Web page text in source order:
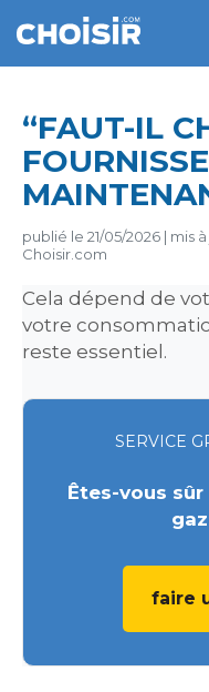
“FAUT-IL
publié le 21/05/2026 | mis
Choisir.com
Cela dépend de
votre
reste essentiel.
SERVICE
Êtes-vous
faire